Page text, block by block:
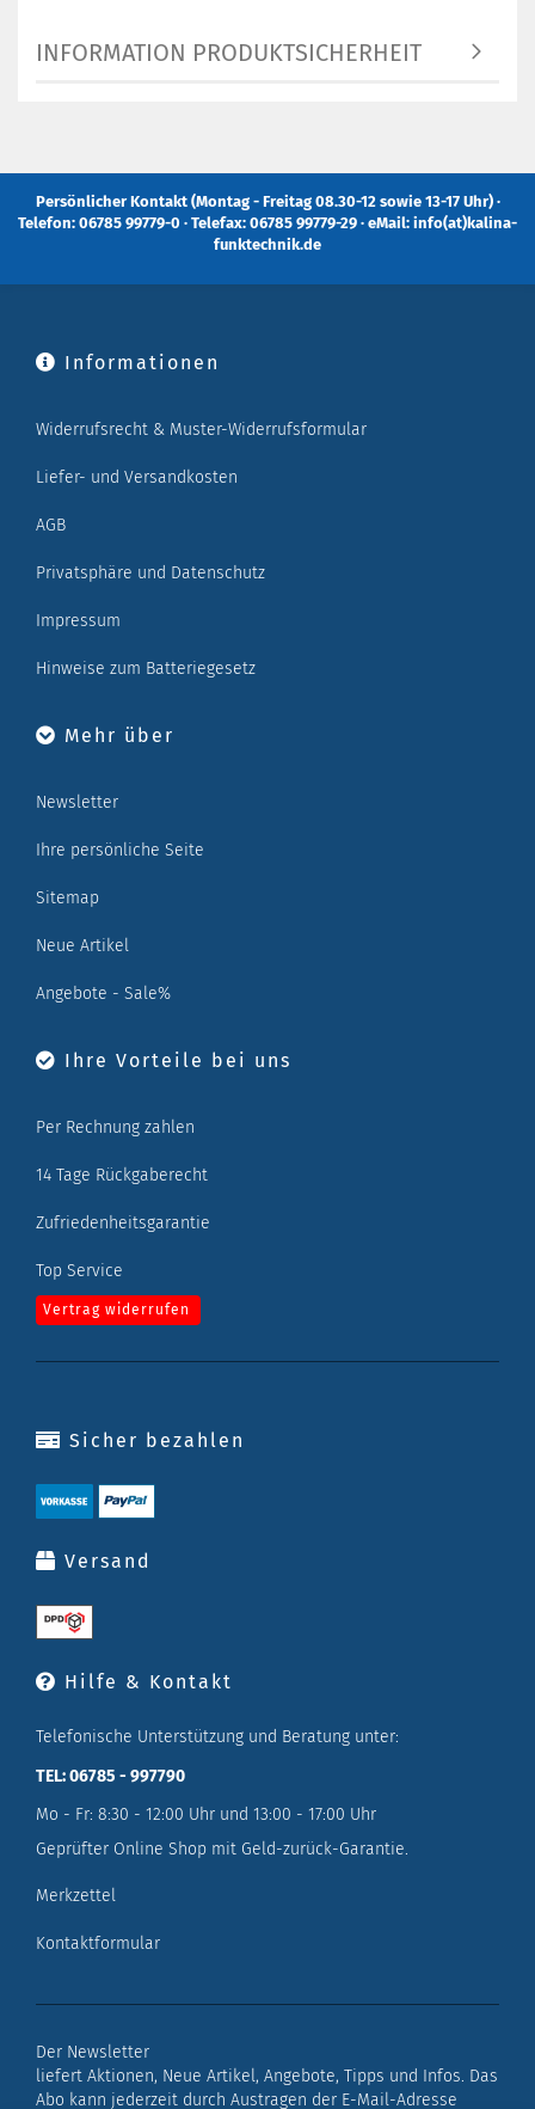
INFORMATION PRODUKTSICHERHEIT
Persönlicher Kontakt (Montag - Freitag 08.30-12 sowie 13-17 Uhr) ·
Telefon: 06785 99779-0 · Telefax: 06785 99779-29 · eMail: info(at)kalina-
funktechnik.de
Informationen
Widerrufsrecht & Muster-Widerrufsformular
Liefer- und Versandkosten
AGB
Privatsphäre und Datenschutz
Impressum
Hinweise zum Batteriegesetz
Mehr über
Newsletter
Ihre persönliche Seite
Sitemap
Neue Artikel
Angebote - Sale%
Ihre Vorteile bei uns
Per Rechnung zahlen
14 Tage Rückgaberecht
Zufriedenheitsgarantie
Top Service
Vertrag widerrufen
Sicher bezahlen
Versand
Hilfe & Kontakt
Telefonische Unterstützung und Beratung unter:
TEL: 06785 - 997790
Mo - Fr: 8:30 - 12:00 Uhr und 13:00 - 17:00 Uhr
Geprüfter Online Shop mit Geld-zurück-Garantie.
Merkzettel
Kontaktformular
Der Newsletter
liefert Aktionen, Neue Artikel, Angebote, Tipps und Infos. Das
Abo kann jederzeit durch Austragen der E-Mail-Adresse